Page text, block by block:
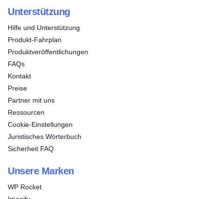
Unterstützung
Hilfe und Unterstützung
Produkt-Fahrplan
Produktveröffentlichungen
FAQs
Kontakt
Preise
Partner mit uns
Ressourcen
Cookie-Einstellungen
Juristisches Wörterbuch
Sicherheit FAQ
Unsere Marken
WP Rocket